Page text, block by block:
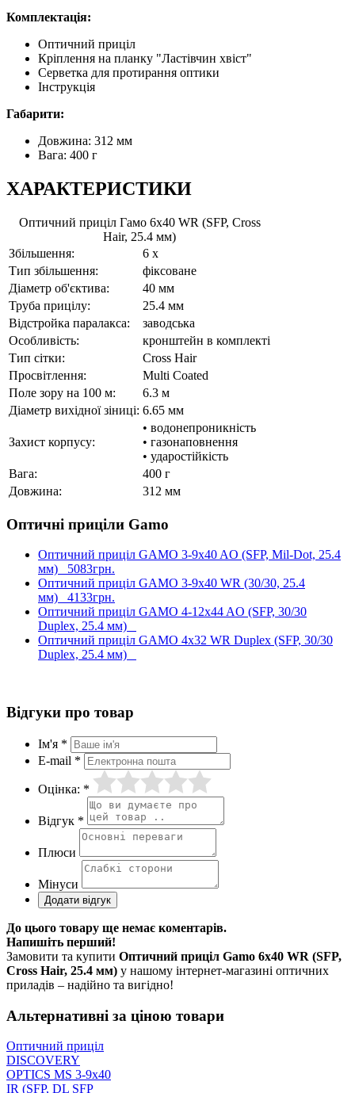
Комплектація:
Оптичний приціл
Кріплення на планку "Ластівчин хвіст"
Серветка для протирання оптики
Інструкція
Габарити:
Довжина: 312 мм
Вага: 400 г
ХАРАКТЕРИСТИКИ
Оптичний приціл Гамо 6x40 WR (SFP, Cross
Hair, 25.4 мм)
Збільшення:
6 x
Тип збільшення:
фіксоване
Діаметр об'єктива:
40 мм
Труба прицілу:
25.4 мм
Відстройка паралакса:
заводська
Особливість:
кронштейн в комплекті
Тип сітки:
Cross Hair
Просвітлення:
Multi Coated
Поле зору на 100 м:
6.3 м
Діаметр вихідної зіниці: 6.65 мм
Захист корпусу:
• водонепроникність
• газонаповнення
• ударостійкість
Вага:
400 г
Довжина:
312 мм
Оптичні приціли Gamo
Оптичний приціл GAMO 3-9x40 AO (SFP, Mil-Dot, 25.4
мм) 5083грн.
Оптичний приціл GAMO 3-9x40 WR (30/30, 25.4
мм) 4133грн.
Оптичний приціл GAMO 4-12x44 AO (SFP, 30/30
Duplex, 25.4 мм)
Оптичний приціл GAMO 4x32 WR Duplex (SFP, 30/30
Duplex, 25.4 мм)
Відгуки про товар
Ім'я *
E-mail *
Оцінка: *
Відгук *
Плюси
Мінуси
До цього товару ще немає коментарів.
Напишіть перший!
Замовити та купити Оптичний приціл Gamo 6x40 WR (SFP,
Cross Hair, 25.4 мм) у нашому інтернет-магазині оптичних
приладів – надійно та вигідно!
Альтернативні за ціною товари
Оптичний приціл
DISCOVERY
OPTICS MS 3-9x40
IR (SFP, DL SFP